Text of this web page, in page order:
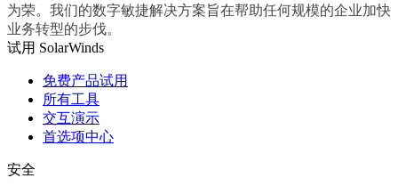
为荣。我们的数字敏捷解决方案旨在帮助任何规模的企业加快
业务转型的步伐。
试用 SolarWinds
免费产品试用
所有工具
交互演示
首选项中心
安全